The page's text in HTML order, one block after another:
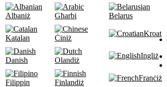
Albaniż Għarbi Belarus
Katalan Ċiniż
Kroat
Danish Olandiż
Ingliż
Filippin Finlandiż
Franċiż